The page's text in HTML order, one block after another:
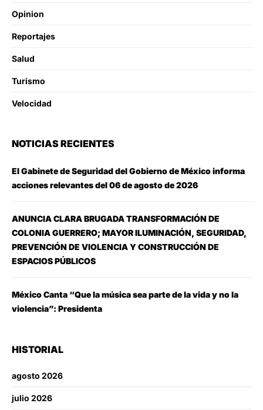
Opinion
Reportajes
Salud
Turismo
Velocidad
NOTICIAS RECIENTES
El Gabinete de Seguridad del Gobierno de México informa
acciones relevantes del 06 de agosto de 2026
ANUNCIA CLARA BRUGADA TRANSFORMACIÓN DE
COLONIA GUERRERO; MAYOR ILUMINACIÓN, SEGURIDAD,
PREVENCIÓN DE VIOLENCIA Y CONSTRUCCIÓN DE
ESPACIOS PÚBLICOS
México Canta “Que la música sea parte de la vida y no la
violencia”: Presidenta
HISTORIAL
agosto 2026
julio 2026